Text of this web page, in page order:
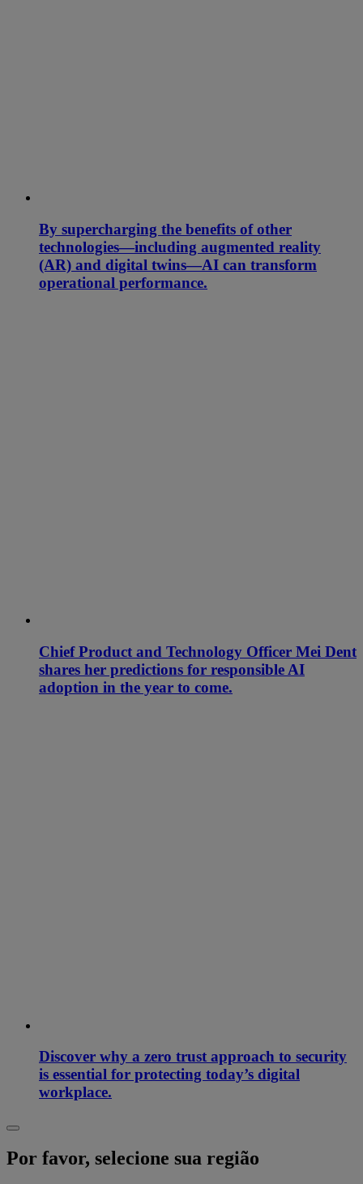
By supercharging the benefits of other
technologies—including augmented reality
(AR) and digital twins—AI can transform
operational performance.
Chief Product and Technology Officer Mei Dent
shares her predictions for responsible AI
adoption in the year to come.
Discover why a zero trust approach to security
is essential for protecting today’s digital
workplace.
Por favor, selecione sua região